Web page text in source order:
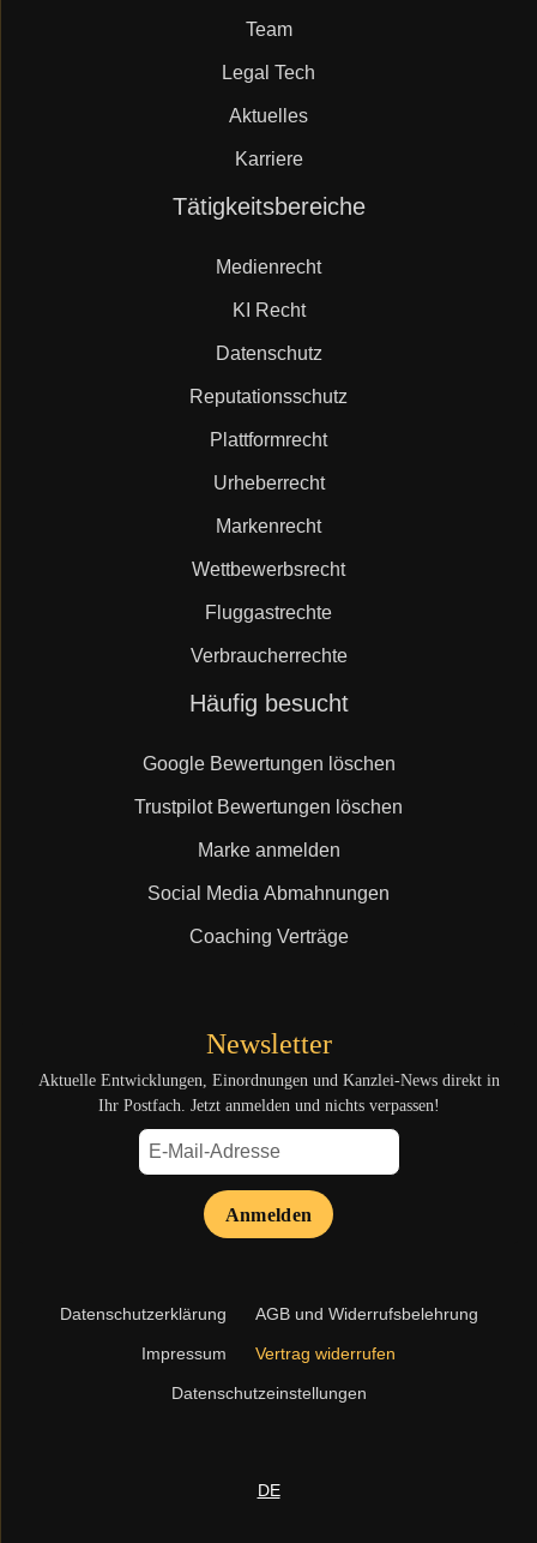
Team
Legal Tech
Aktuelles
Karriere
Tätigkeitsbereiche
Medienrecht
KI Recht
Datenschutz
Reputationsschutz
Plattformrecht
Urheberrecht
Markenrecht
Wettbewerbsrecht
Fluggastrechte
Verbraucherrechte
Häufig besucht
Google Bewertungen löschen
Trustpilot Bewertungen löschen
Marke anmelden
Social Media Abmahnungen
Coaching Verträge
Newsletter
Aktuelle Entwicklungen, Einordnungen und Kanzlei-News direkt in
Ihr Postfach. Jetzt anmelden und nichts verpassen!
Anmelden
Navigation
Datenschutzerklärung AGB und Widerrufsbelehrung
Impressum Vertrag widerrufen
Datenschutzeinstellungen
DE